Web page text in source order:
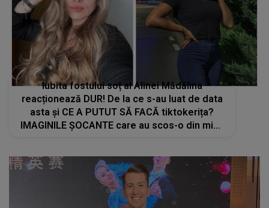
Iubita fostului soț al Alinei Mădălina
reacționează DUR! De la ce s-au luat de data
asta și CE A PUTUT SĂ FACĂ tiktokerița?
IMAGINILE ȘOCANTE care au scos-o din minți